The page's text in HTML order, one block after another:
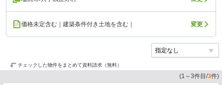
価格未定含む｜建築条件付き土地を含む｜ 変更
チェックした物件をまとめて資料請求（無料）
(1 ～3件目/3件)